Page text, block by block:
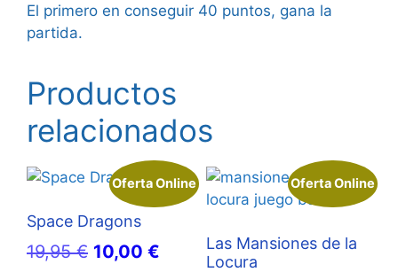
El primero en conseguir 40 puntos, gana la
partida.
Productos
relacionados
Oferta Online
Space Dragons
19,95€ El
10,00 €
Oferta Online
Las Mansiones de la
Locura